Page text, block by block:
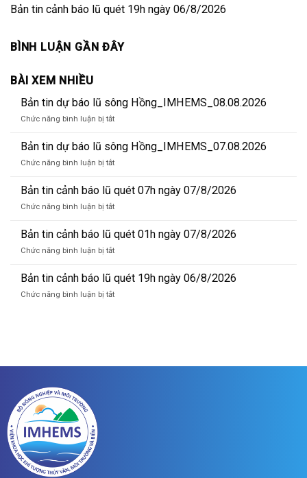
Bản tin cảnh báo lũ quét 19h ngày 06/8/2026
BÌNH LUẬN GẦN ĐÂY
BÀI XEM NHIỀU
Bản tin dự báo lũ sông Hồng_IMHEMS_08.08.2026
Chức năng bình luận bị tắtở
tin
báo
sông
Hồng_IMHEMS_08.08.2026
Bản tin dự báo lũ sông Hồng_IMHEMS_07.08.2026
Chức năng bình luận bị tắtở
tin
báo
sông
Hồng_IMHEMS_07.08.2026
Bản tin cảnh báo lũ quét 07h ngày 07/8/2026
Chức năng bình luận bị tắtở
tin
báo
quét
07h
Bản tin cảnh báo lũ quét 01h ngày 07/8/2026
Chức năng bình luận bị tắtở
tin
báo
Bản tin cảnh báo lũ quét 19h ngày 06/8/2026
Chức năng bình luận bị tắtở
quét